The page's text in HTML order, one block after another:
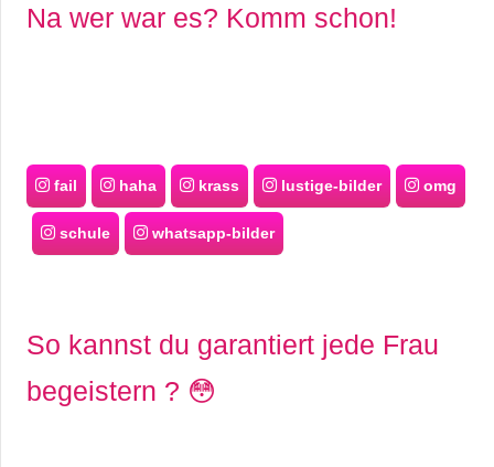
Na wer war es? Komm schon!
fail haha krass lustige-bilder omg
schule whatsapp-bilder
So kannst du garantiert jede Frau
begeistern ? 😳